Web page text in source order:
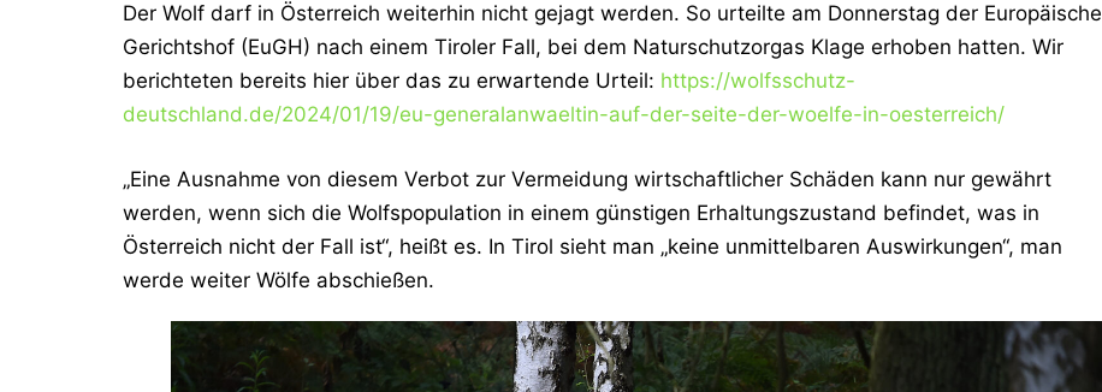
Der Wolf darf in Österreich weiterhin nicht gejagt werden. So urteilte am Donnerstag der Europäische
Gerichtshof (EuGH) nach einem Tiroler Fall, bei dem Naturschutzorgas Klage erhoben hatten. Wir
berichteten bereits hier über das zu erwartende Urteil: https://wolfsschutz-
deutschland.de/2024/01/19/eu-generalanwaeltin-auf-der-seite-der-woelfe-in-oesterreich/
„Eine Ausnahme von diesem Verbot zur Vermeidung wirtschaftlicher Schäden kann nur gewährt
werden, wenn sich die Wolfspopulation in einem günstigen Erhaltungszustand befindet, was in
Österreich nicht der Fall ist“, heißt es. In Tirol sieht man „keine unmittelbaren Auswirkungen“, man
werde weiter Wölfe abschießen.